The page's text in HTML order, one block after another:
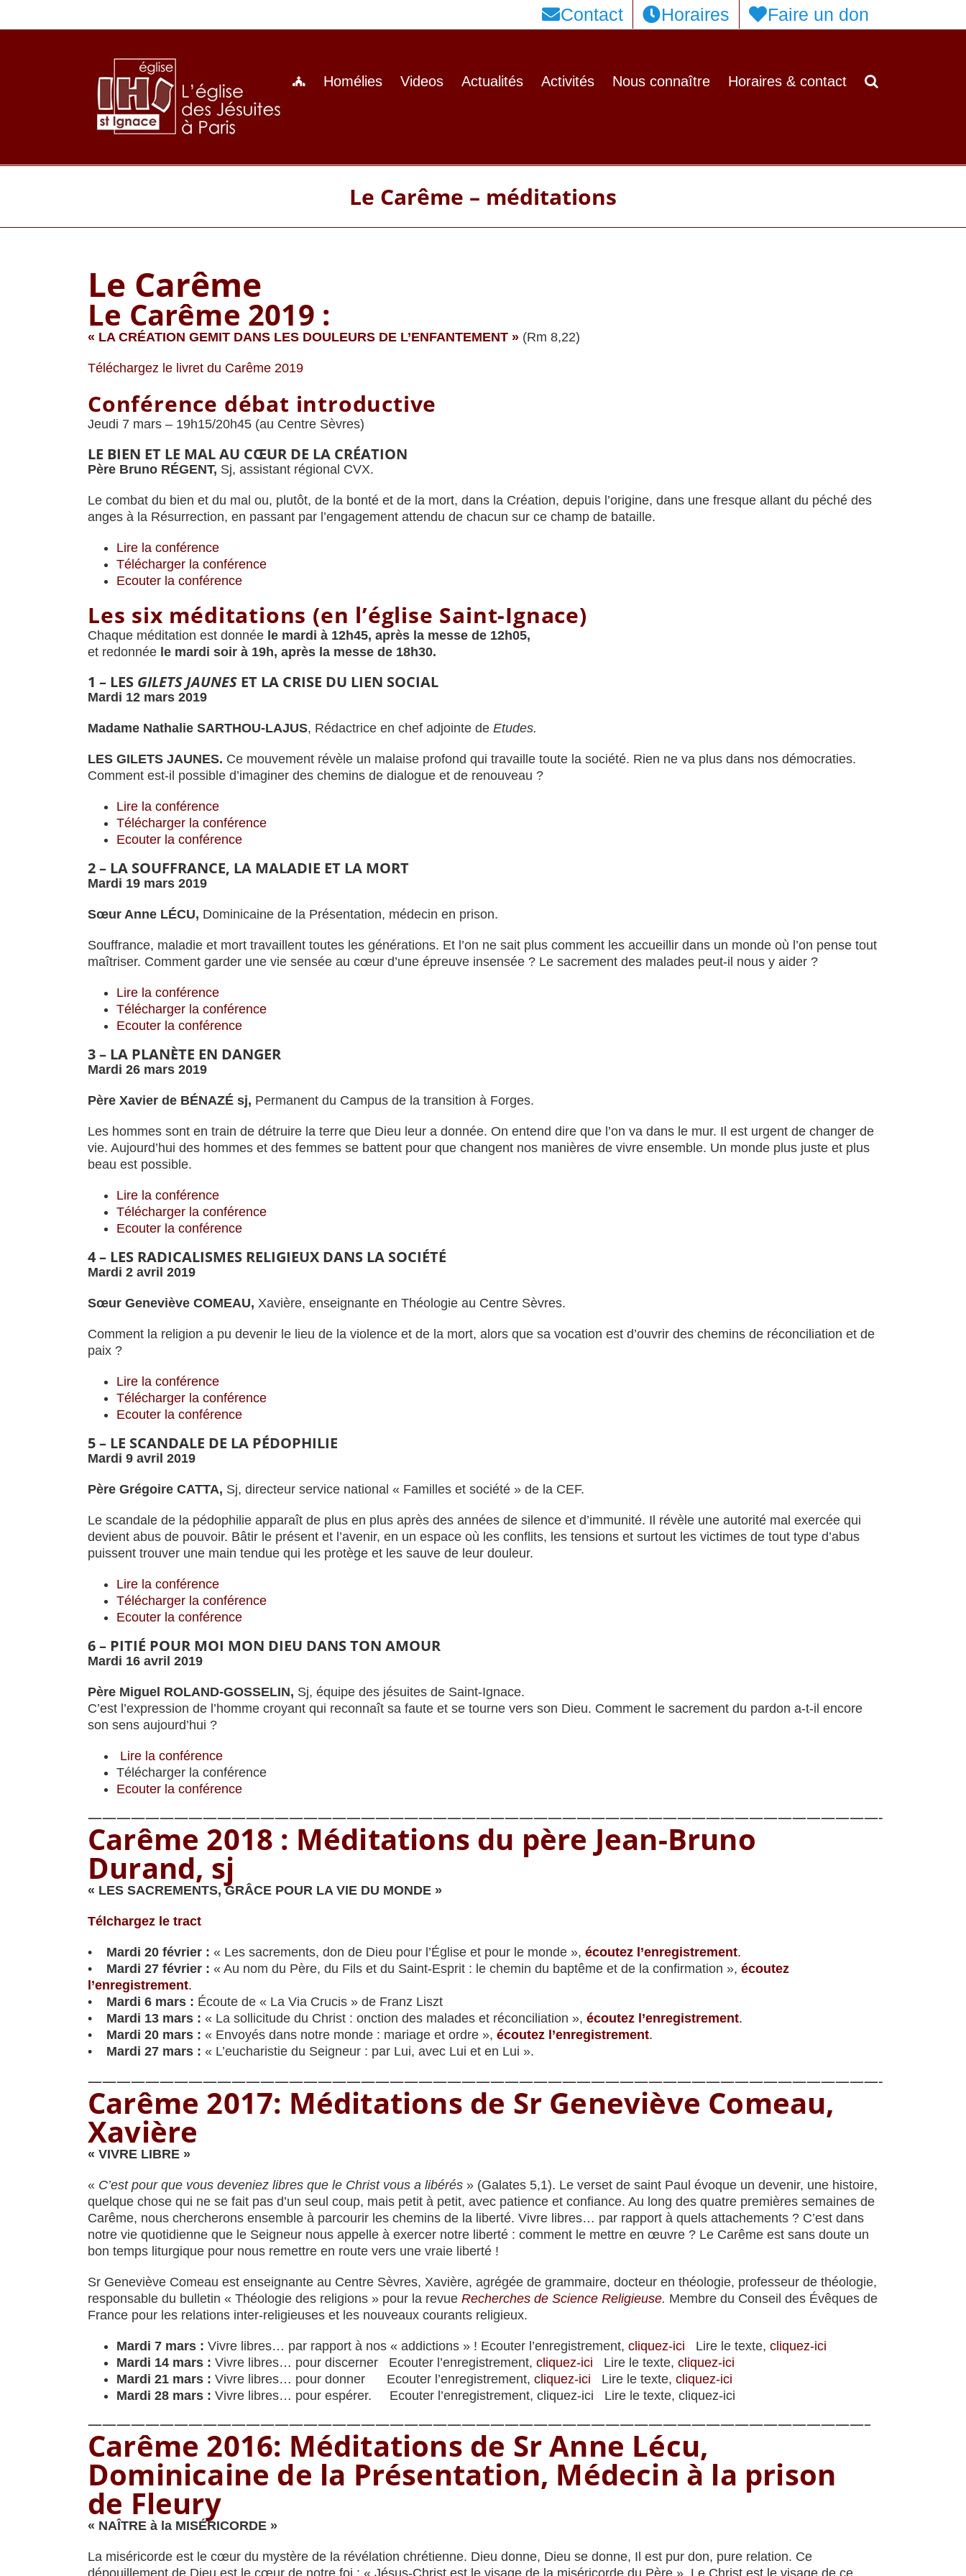
Contact Horaires Faire un don
Homélies Videos Actualités Activités Nous connaître Horaires & contact
Le Carême – méditations
Le Carême
Le Carême 2019 :
« LA CRÉATION GEMIT DANS LES DOULEURS DE L’ENFANTEMENT » (Rm 8,22)
Téléchargez le livret du Carême 2019
Conférence débat introductive
Jeudi 7 mars – 19h15/20h45 (au Centre Sèvres)
LE BIEN ET LE MAL AU CŒUR DE LA CRÉATION
Père Bruno RÉGENT, Sj, assistant régional CVX.
Le combat du bien et du mal ou, plutôt, de la bonté et de la mort, dans la Création, depuis l’origine, dans une fresque allant du péché des
anges à la Résurrection, en passant par l’engagement attendu de chacun sur ce champ de bataille.
Lire la conférence
Télécharger la conférence
Ecouter la conférence
Les six méditations (en l’église Saint-Ignace)
Chaque méditation est donnée le mardi à 12h45, après la messe de 12h05,
et redonnée le mardi soir à 19h, après la messe de 18h30.
1 – LES GILETS JAUNES ET LA CRISE DU LIEN SOCIAL
Mardi 12 mars 2019
Madame Nathalie SARTHOU-LAJUS, Rédactrice en chef adjointe de Etudes.
LES GILETS JAUNES. Ce mouvement révèle un malaise profond qui travaille toute la société. Rien ne va plus dans nos démocraties.
Comment est-il possible d’imaginer des chemins de dialogue et de renouveau ?
Lire la conférence
Télécharger la conférence
Ecouter la conférence
2 – LA SOUFFRANCE, LA MALADIE ET LA MORT
Mardi 19 mars 2019
Sœur Anne LÉCU, Dominicaine de la Présentation, médecin en prison.
Souffrance, maladie et mort travaillent toutes les générations. Et l’on ne sait plus comment les accueillir dans un monde où l’on pense tout
maîtriser. Comment garder une vie sensée au cœur d’une épreuve insensée ? Le sacrement des malades peut-il nous y aider ?
Lire la conférence
Télécharger la conférence
Ecouter la conférence
3 – LA PLANÈTE EN DANGER
Mardi 26 mars 2019
Père Xavier de BÉNAZÉ sj, Permanent du Campus de la transition à Forges.
Les hommes sont en train de détruire la terre que Dieu leur a donnée. On entend dire que l’on va dans le mur. Il est urgent de changer de
vie. Aujourd’hui des hommes et des femmes se battent pour que changent nos manières de vivre ensemble. Un monde plus juste et plus
beau est possible.
Lire la conférence
Télécharger la conférence
Ecouter la conférence
4 – LES RADICALISMES RELIGIEUX DANS LA SOCIÉTÉ
Mardi 2 avril 2019
Sœur Geneviève COMEAU, Xavière, enseignante en Théologie au Centre Sèvres.
Comment la religion a pu devenir le lieu de la violence et de la mort, alors que sa vocation est d’ouvrir des chemins de réconciliation et de
paix ?
Lire la conférence
Télécharger la conférence
Ecouter la conférence
5 – LE SCANDALE DE LA PÉDOPHILIE
Mardi 9 avril 2019
Père Grégoire CATTA, Sj, directeur service national « Familles et société » de la CEF.
Le scandale de la pédophilie apparaît de plus en plus après des années de silence et d’immunité. Il révèle une autorité mal exercée qui
devient abus de pouvoir. Bâtir le présent et l’avenir, en un espace où les conflits, les tensions et surtout les victimes de tout type d’abus
puissent trouver une main tendue qui les protège et les sauve de leur douleur.
Lire la conférence
Télécharger la conférence
Ecouter la conférence
6 – PITIÉ POUR MOI MON DIEU DANS TON AMOUR
Mardi 16 avril 2019
Père Miguel ROLAND-GOSSELIN, Sj, équipe des jésuites de Saint-Ignace.
C’est l’expression de l’homme croyant qui reconnaît sa faute et se tourne vers son Dieu. Comment le sacrement du pardon a-t-il encore
son sens aujourd’hui ?
Lire la conférence
Télécharger la conférence
Ecouter la conférence
———————————————————————————————————————————————————————-
Carême 2018 : Méditations du père Jean-Bruno
Durand, sj
« LES SACREMENTS, GRÂCE POUR LA VIE DU MONDE »
Télchargez le tract
• Mardi 20 février : « Les sacrements, don de Dieu pour l’Église et pour le monde », écoutez l’enregistrement.
•
Mardi 27 février : « Au nom du Père, du Fils et du Saint-Esprit : le chemin du baptême et de la confirmation », écoutez
l’enregistrement.
• Mardi 6 mars : Écoute de « La Via Crucis » de Franz Liszt
• Mardi 13 mars : « La sollicitude du Christ : onction des malades et réconciliation », écoutez l’enregistrement.
• Mardi 20 mars : « Envoyés dans notre monde : mariage et ordre », écoutez l’enregistrement.
• Mardi 27 mars : « L’eucharistie du Seigneur : par Lui, avec Lui et en Lui ».
———————————————————————————————————————————————————————-
Carême 2017: Méditations de Sr Geneviève Comeau,
Xavière
« VIVRE LIBRE »
« C’est pour que vous deveniez libres que le Christ vous a libérés » (Galates 5,1). Le verset de saint Paul évoque un devenir, une histoire,
quelque chose qui ne se fait pas d’un seul coup, mais petit à petit, avec patience et confiance. Au long des quatre premières semaines de
Carême, nous chercherons ensemble à parcourir les chemins de la liberté. Vivre libres… par rapport à quels attachements ? C’est dans
notre vie quotidienne que le Seigneur nous appelle à exercer notre liberté : comment le mettre en œuvre ? Le Carême est sans doute un
bon temps liturgique pour nous remettre en route vers une vraie liberté !
Sr Geneviève Comeau est enseignante au Centre Sèvres, Xavière, agrégée de grammaire, docteur en théologie, professeur de théologie,
responsable du bulletin « Théologie des religions » pour la revue Recherches de Science Religieuse. Membre du Conseil des Évêques de
France pour les relations inter-religieuses et les nouveaux courants religieux.
Mardi 7 mars : Vivre libres… par rapport à nos « addictions » ! Ecouter l’enregistrement, cliquez-ici Lire le texte, cliquez-ici
Mardi 14 mars : Vivre libres… pour discerner Ecouter l’enregistrement, cliquez-ici Lire le texte, cliquez-ici
Mardi 21 mars : Vivre libres… pour donner Ecouter l’enregistrement, cliquez-ici Lire le texte, cliquez-ici
Mardi 28 mars : Vivre libres… pour espérer. Ecouter l’enregistrement, cliquez-ici Lire le texte, cliquez-ici
——————————————————————————————————————————————————————–
Carême 2016: Méditations de Sr Anne Lécu,
Dominicaine de la Présentation, Médecin à la prison
de Fleury
« NAÎTRE à la MISÉRICORDE »
La miséricorde est le cœur du mystère de la révélation chrétienne. Dieu donne, Dieu se donne, Il est pur don, pure relation. Ce
dépouillement de Dieu est le cœur de notre foi : « Jésus-Christ est le visage de la miséricorde du Père ». Le Christ est le visage de ce